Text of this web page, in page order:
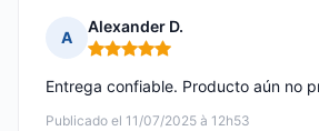
A
Alexander D.
Nota: 5 de 5
Publicado el 11/07/2025 à 12h53
Entrega confiable. Producto aún no